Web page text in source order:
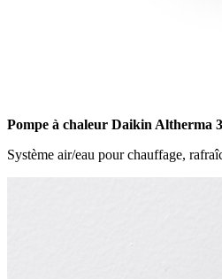
Pompe à chaleur Daikin Altherma 3
Système air/eau pour chauffage,